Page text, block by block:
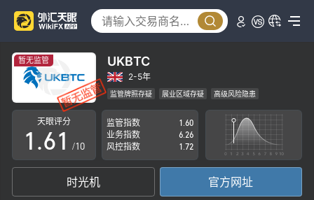
暂无监管 UKBTC
2-5年
监管牌照存疑 展业区域存疑 高级风险隐患
天眼评分
0
1
2
.
2
3
4
5
6
7
0
1
2
/10
监管指数
1.60
业务指数
6.26
风控指数
1.72
时光机 官方网址